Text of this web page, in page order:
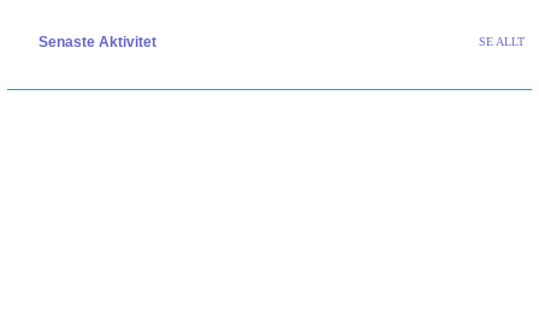
Senaste Aktivitet SE ALLT